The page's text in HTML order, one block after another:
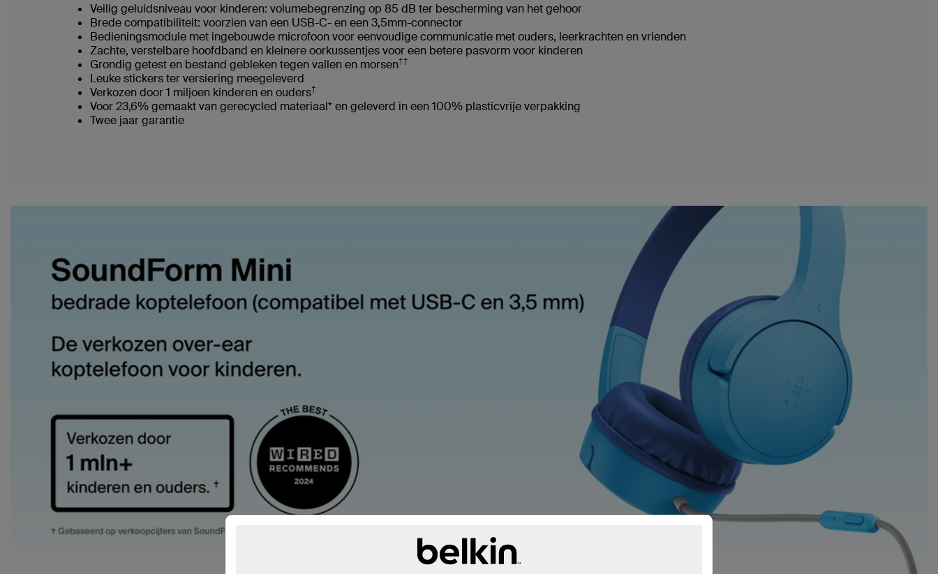
Veilig geluidsniveau voor kinderen: volumebegrenzing op 85 dB ter bescherming van het gehoor
Brede compatibiliteit: voorzien van een USB-C- en een 3,5mm-connector
Bedieningsmodule met ingebouwde microfoon voor eenvoudige communicatie met ouders, leerkrachten en vrienden
Zachte, verstelbare hoofdband en kleinere oorkussentjes voor een betere pasvorm voor kinderen
Grondig getest en bestand gebleken tegen vallen en morsen††
Leuke stickers ter versiering meegeleverd
Verkozen door 1 miljoen kinderen en ouders†
Voor 23,6% gemaakt van gerecycled materiaal* en geleverd in een 100% plasticvrije verpakking
Twee jaar garantie